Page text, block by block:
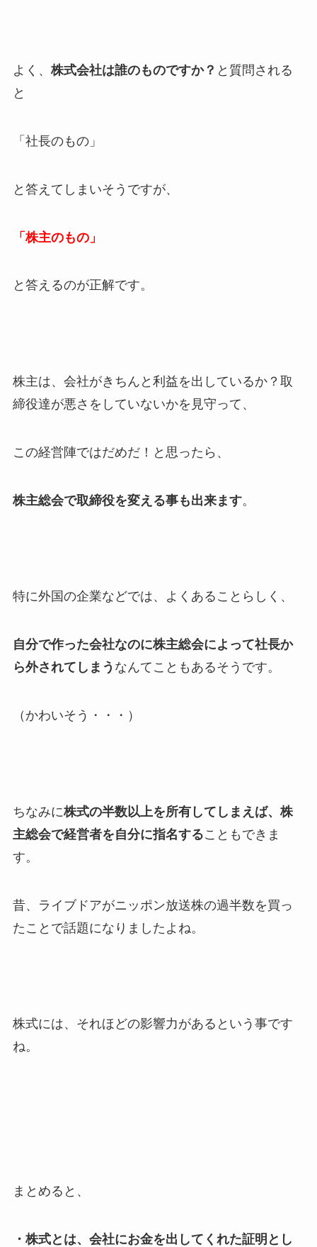
よく、 株式会社は誰のものですか？ と質問される
と
「社長のもの」
と答えてしまいそうですが、
「株主のもの」
と答えるのが正解です。
株主は、会社がきちんと利益を出しているか？取
締役達が悪さをしていないかを見守って、
この経営陣ではだめだ！と思ったら、
株主総会で取締役を変える事も出来ます。
特に外国の企業などでは、よくあることらしく、
自分で作った会社なのに株主総会によって社長か
ら外されてしまう なんてこともあるそうです。
（かわいそう・・・）
ちなみに株式の半数以上を所有してしまえば、株
主総会で経営者を自分に指名することもできま
す。
昔、ライブドアがニッポン放送株の過半数を買っ
たことで話題になりましたよね。
株式には、それほどの影響力があるという事です
ね。
まとめると、
・株式とは、会社にお金を出してくれた証明とし